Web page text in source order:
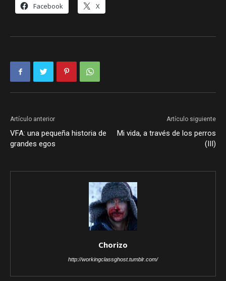
Facebook X
Artículo anterior
VFA: una pequeña historia de
grandes egos
Artículo siguiente
Mi vida, a través de los perros
(III)
Chorizo
http://workingclassghost.tumblr.com/